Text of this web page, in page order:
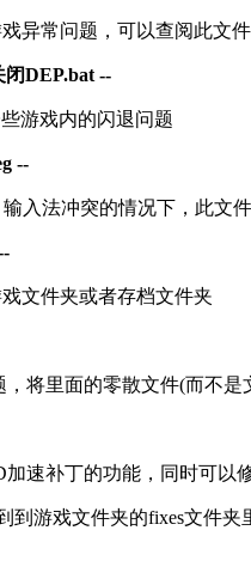
异常问题，可以查阅此文
DEP.bat --
游戏内的闪退问题
--
入法冲突的情况下，此文
文件夹或者存档文件夹
将里面的零散文件(而不
速补丁的功能，同时可以
到游戏文件夹的fixes文件